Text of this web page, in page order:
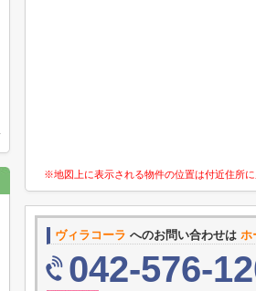
※地図上に表示される物件の位置は付近住所
ヴィラコーラ へのお問い合わせは ホ
042-576-